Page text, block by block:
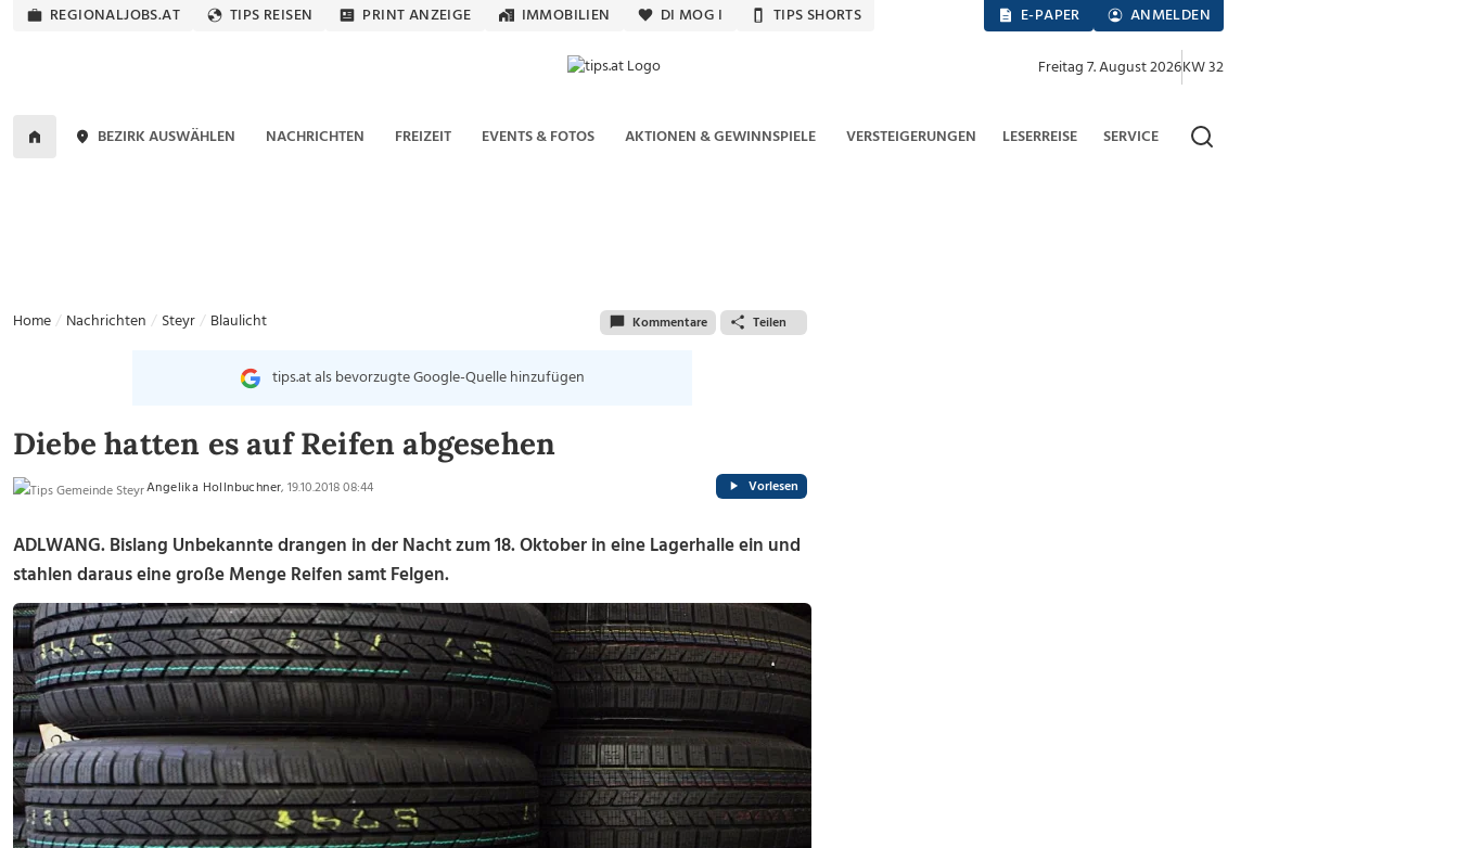
REGIONALJOBS.AT TIPS REISEN PRINT ANZEIGE IMMOBILIEN DI MOG I TIPS SHORTS E-PAPER ANMELDEN
Freitag 7. August 2026KW 32
BEZIRK AUSWÄHLEN NACHRICHTEN FREIZEIT EVENTS & FOTOS AKTIONEN & GEWINNSPIELE VERSTEIGERUNGEN LESERREISE SERVICE
Home Nachrichten Steyr Blaulicht Kommentare Teilen
tips.at als bevorzugte Google-Quelle hinzufügen
Diebe hatten es auf Reifen abgesehen
Angelika Hollnbuchner, 19.10.2018 08:44 Vorlesen
ADLWANG. Bislang Unbekannte drangen in der Nacht zum 18. Oktober in eine Lagerhalle ein und
stahlen daraus eine große Menge Reifen samt Felgen.